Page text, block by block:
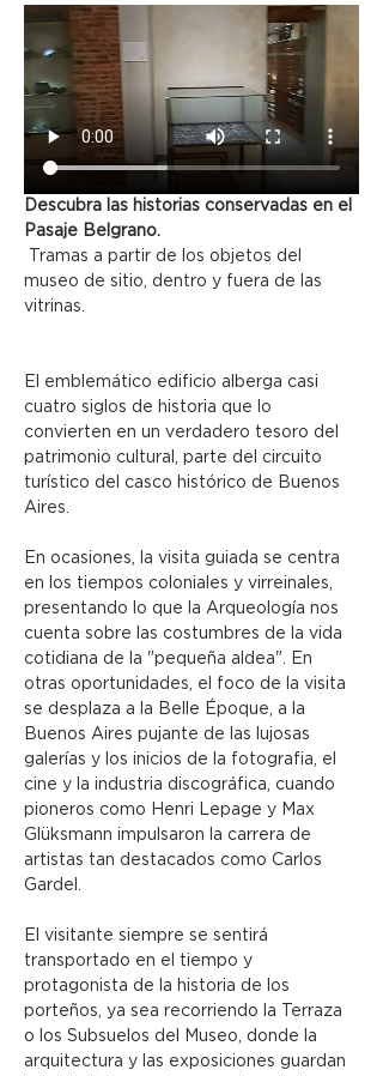
Descubra las historias conservadas en el
Pasaje Belgrano.
museo de sitio, dentro y fuera de las
vitrinas.
El emblemático edificio alberga casi
cuatro siglos de historia que lo
convierten en un verdadero tesoro del
patrimonio cultural, parte del circuito
turístico del casco histórico de Buenos
Aires.
En ocasiones, la visita guiada se centra
en los tiempos coloniales y virreinales,
presentando lo que la Arqueología nos
cuenta sobre las costumbres de la vida
cotidiana de la "pequeña aldea". En
otras oportunidades, el foco de la visita
se desplaza a la Belle Époque, a la
Buenos Aires pujante de las lujosas
galerías y los inicios de la fotografia, el
cine y la industria discográfica, cuando
pioneros como Henri Lepage y Max
Glüksmann impulsaron la carrera de
artistas tan destacados como Carlos
Gardel.
El visitante siempre se sentirá
transportado en el tiempo y
protagonista de la historia de los
porteños, ya sea recorriendo la Terraza
o los Subsuelos del Museo, donde la
arquitectura y las exposiciones guardan